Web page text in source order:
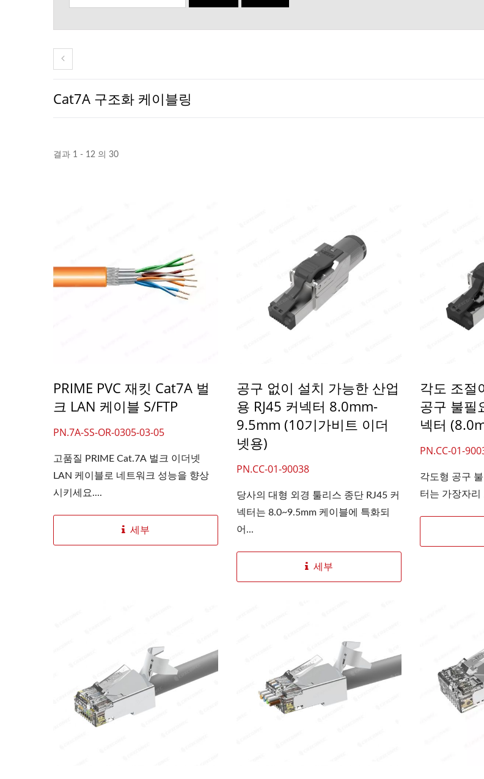
Cat7A 구조화 케이블링
결과 1 - 12 의 30
PRIME PVC 재킷 Cat7A 벌
크 LAN 케이블 S/FTP
PN.7A-SS-OR-0305-03-05
고품질 PRIME Cat.7A 벌크 이더넷
LAN 케이블로 네트워크 성능을 향상
시키세요....
세부
공구 없이 설치 가능한 산업
용 RJ45 커넥터 8.0mm-
9.5mm (10기가비트 이더
넷용)
PN.CC-01-90038
당사의 대형 외경 툴리스 종단 RJ45 커
넥터는 8.0~9.5mm 케이블에 특화되
어...
세부
각도 조절
공구 불필
넥터
PN.CC-01-
각도형 공구
터는 가장자리
LGX 3슬롯 파이버 패널